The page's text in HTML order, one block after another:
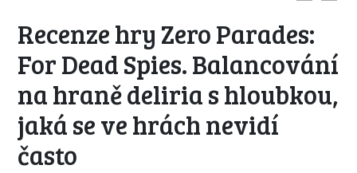
Recenze hry Zero Parades:
For Dead Spies. Balancování
na hraně deliria s hloubkou,
jaká se ve hrách nevidí
často